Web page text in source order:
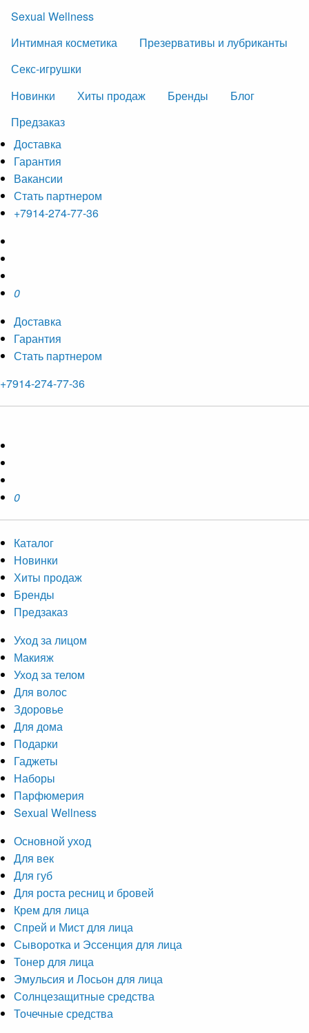
Sexual Wellness
Интимная косметика
Презервативы и лубриканты
Секс-игрушки
Новинки
Хиты продаж Бренды
Блог
Предзаказ
Доставка
Гарантия
Вакансии
Стать партнером
+7914-274-77-36
0
Доставка
Гарантия
Стать партнером
+7914-274-77-36
0
Каталог
Новинки
Хиты продаж
Бренды
Предзаказ
Уход за лицом
Макияж
Уход за телом
Для волос
Здоровье
Для дома
Подарки
Гаджеты
Наборы
Парфюмерия
Sexual Wellness
Основной уход
Для век
Для губ
Для роста ресниц и бровей
Крем для лица
Спрей и Мист для лица
Сыворотка и Эссенция для лица
Тонер для лица
Эмульсия и Лосьон для лица
Солнцезащитные средства
Точечные средства